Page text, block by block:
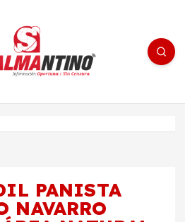
- medios/noticias/editorial
PANISTA
NAVARRO